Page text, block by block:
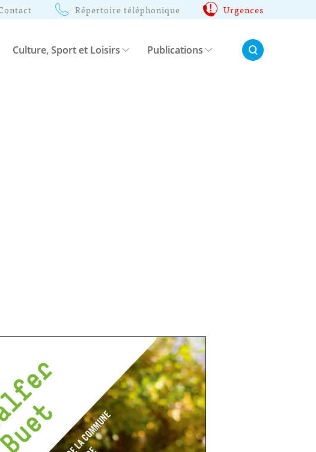
Répertoire téléphonique Urgences
Culture, Sport et Loisirs Publications Rechercher: